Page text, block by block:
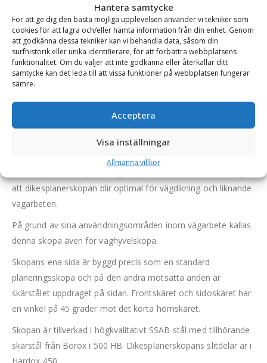
Hantera samtycke
För att ge dig den bästa möjliga upplevelsen använder vi tekniker som
cookies för att lagra och/eller hämta information från din enhet. Genom
att godkänna dessa tekniker kan vi behandla data, såsom din
surfhistorik eller unika identifierare, för att förbättra webbplatsens
funktionalitet. Om du väljer att inte godkänna eller återkallar ditt
samtycke kan det leda till att vissa funktioner på webbplatsen fungerar
sämre.
Acceptera
Visa inställningar
Allmänna villkor
Se alla produkter inom samma kategori
Dikesplanerskopor
BESKRIVNING
Dikesplanerskopa – fäste S50, volym 500 liter, bredd
Denna småländska dikesplanerskopa är en hybrid mellan en
att dikesplanerskopan blir optimal för vägdikning och liknande
vägarbeten.
På grund av sina användningsområden inom vägarbete kallas
denna skopa även för väghyvelskopa.
Skopans ena sida är byggd precis som en standard
planeringsskopa och på den andra motsatta änden är
skärstålet uppdraget på sidan. Frontskäret och sidoskäret har
en vinkel på 45 grader mot det korta hörnskäret.
Skopan är tillverkad i högkvalitativt SSAB-stål med tillhörande
skärstål från Borox i 500 HB. Dikesplanerskopans slitdelar är i